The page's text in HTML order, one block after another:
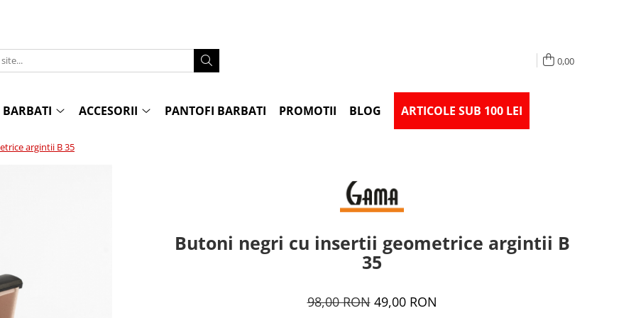
0,00
ACCESORII PANTOFI BARBATI PROMOTII BLOG ARTICOLE SUB 100 LEI
argintii B 35
Butoni negri cu insertii geometrice argintii B
35
98,00 RON 49,00 RON